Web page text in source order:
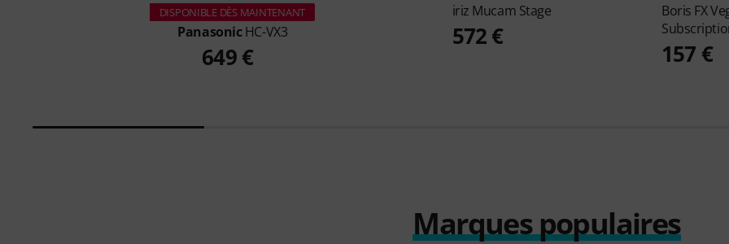
DISPONIBLE DÈS MAINTENANT
PanasonicHC-VX3
649 €
iriz Mucam Stage
572 €
Boris FX
157 €
Marques populaires